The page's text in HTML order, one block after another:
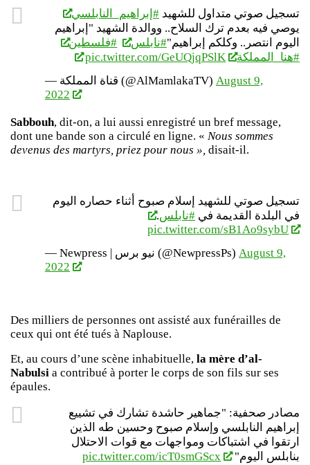
تسجيل صوتي متداول للشهيد #إبراهيم_النابلسي
يوصي فيه بعدم ترك السلاح.. ووالدة الشهيد "إبراهيم
اليوم انتصر.. وكلكم إبراهيم"#نابلس
#فلسطين
#هنا_المملكة
pic.twitter.com/GeUQjqPSlK
— قناة المملكة (@AlMamlakaTV) August 9,
2022
Sabbouh, dit-on, a lui aussi enregistré un bref message,
dont une bande son a circulé en ligne. « Nous sommes
devenus des martyrs, priez pour nous », disait-il.
تسجيل صوتي للشهيد إسلام صبوح أثناء حصاره اليوم
في البلدة القديمة في #نابلس.
pic.twitter.com/sB1Ao9sybU
— Newpress | نيو برس (@NewpressPs) August 9,
2022
Des milliers de personnes ont assisté aux funérailles de
ceux qui ont été tués à Naplouse.
Et, au cours d’une scène inhabituelle, la mère d’al-
Nabulsi a contribué à porter le corps de son fils sur ses
épaules.
مصادر صحفية: "جماهير حاشدة تشارك في تشييع
إبراهيم النابلسي وإسلام صبوح وحسين طه الذين
ارتقوا في اشتباكات ومواجهات مع قوات الاحتلال
بنابلس اليوم"
pic.twitter.com/icT0smGScx